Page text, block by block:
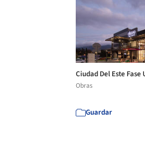
Ciudad Del Este
Obras
Guardar